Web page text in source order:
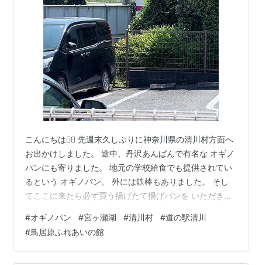
こんにちは🐕‍🦺 先週末久しぶりに神奈川県の清川村方面へ
お出かけしました。 途中、丹沢あんぱんで有名な オギノ
パンにも寄りました。 地元の学校給食でも提供されてい
るという オギノパン。 外には鉄棒もありました。 そし
てここに来たら必ず買う揚げたて揚げパンを いただきま
げたてだったので これまた牛乳と一緒にいただきまし
た〜😋 今回は来なかった娘におみやげも👇 さてお店を後
にししばらくいくと 宮ヶ瀬湖が見えてきます。 美しいエ
#オギノパン #宮ヶ瀬湖 #清川村 #道の駅清川
#鳥居原ふれあいの館